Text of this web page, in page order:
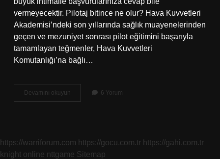
vermeyecektir. Pilotaj bitince ne olur? Hava Kuvvetleri
Akademisi’ndeki son yıllarında sağlık muayenelerinden
geçen ve mezuniyet sonrası pilot eğitimini başarıyla
tamamlayan teğmenler, Hava Kuvvetleri
Komutanlığı’na bağlı…
Devamını okuyun
Mezunları
6 Yorum
https://warriforum.com https://gocu.com.tr https://gahi.com.tr
knight online nttgame Sitemap